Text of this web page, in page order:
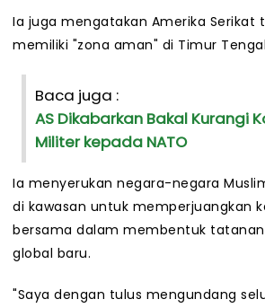
Ia juga mengatakan Amerika Serikat
memiliki "zona aman" di Timur
Baca juga :
AS Dikabarkan Bakal Kurangi
Militer kepada NATO
Ia menyerukan negara-negara
di kawasan untuk memperjuangkan
bersama dalam membentuk
global baru.
"Saya dengan tulus mengundang